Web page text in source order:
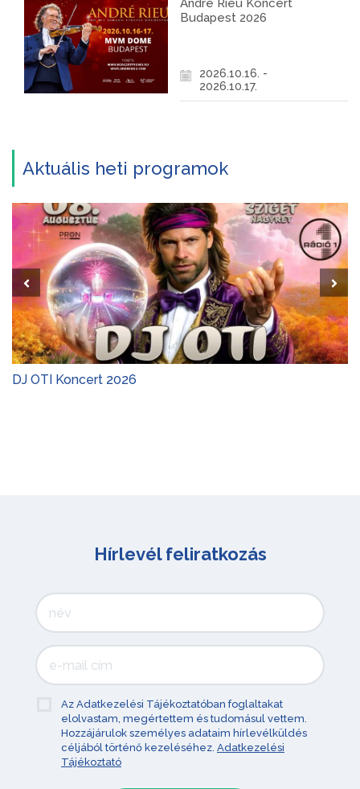
André Rieu Koncert
Budapest 2026
2026.10.16. -
2026.10.17.
Aktuális heti programok
Paloznaki Jazzpiknik 2026
Hírlevél feliratkozás
Az Adatkezelési Tájékoztatóban foglaltakat
elolvastam, megértettem és tudomásul vettem.
Hozzájárulok személyes adataim hírlevélküldés
céljából történő kezeléséhez. Adatkezelési
Tájékoztató